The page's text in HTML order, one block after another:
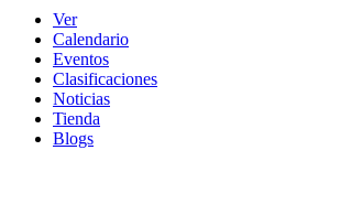
Ver
Calendario
Eventos
Clasificaciones
Noticias
Tienda
Blogs